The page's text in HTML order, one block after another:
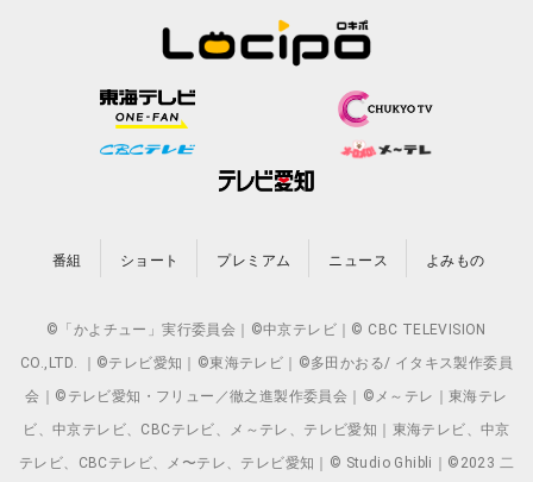
番組 ショート プレミアム ニュース よみもの
©「かよチュー」実行委員会｜©中京テレビ｜© CBC TELEVISION
CO.,LTD. ｜©テレビ愛知｜©東海テレビ｜©多田かおる/ イタキス製作委員
会｜©テレビ愛知・フリュー／徹之進製作委員会｜©メ～テレ｜東海テレ
ビ、中京テレビ、CBCテレビ、メ～テレ、テレビ愛知｜東海テレビ、中京
テレビ、CBCテレビ、メ〜テレ、テレビ愛知｜© Studio Ghibli｜©2023 二